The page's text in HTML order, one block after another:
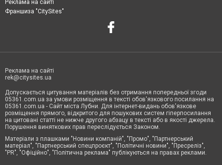
Реклама на сайті
Франшиза "CitySites"
Реклама на сайті
rek@citysites.ua
Допускається цитування матеріалів без отримання попередньої згоди
05361.com.ua за умови розміщення в тексті обов'язкового посилання на
05361.com.ua - Сайт міста Лубни. Для інтернет-видань обов'язкове
розміщення прямого, відкритого для пошукових систем гіперпосилання
на цитовані статті не нижче другого абзацу в тексті або в якості джерела.
Порушення виняткових прав переслідується Законом.
Матеріали з плашками "Новини компаній", "Промо", "Партнерський
матеріал", "Партнерський спецпроєкт", "Політичні новини", "Пресреліз",
"PR", "Офіційно", "Політична реклама" публікуються на правах реклами.